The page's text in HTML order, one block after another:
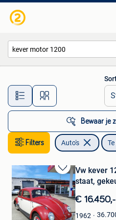
Alle
Bewaar je
Filters Auto's
Bewaren
in
Mijn
Favorieten
Vw kever
staat,
€ 16.450,-
1962